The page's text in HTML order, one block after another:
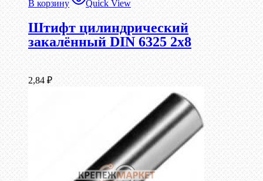
В корзину Quick View
Штифт цилиндрический
закалённый DIN 6325 2х8
2,84 ₽